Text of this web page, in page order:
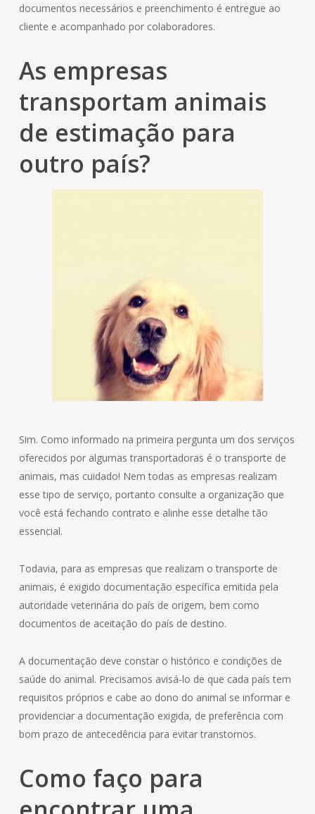
documentos necessários e preenchimento é entregue ao
cliente e acompanhado por colaboradores.
As empresas
transportam animais
de estimação para
outro país?
Sim. Como informado na primeira pergunta um dos serviços
oferecidos por algumas transportadoras é o transporte de
animais, mas cuidado! Nem todas as empresas realizam
esse tipo de serviço, portanto consulte a organização que
você está fechando contrato e alinhe esse detalhe tão
essencial.
Todavia, para as empresas que realizam o transporte de
animais, é exigido documentação específica emitida pela
autoridade veterinária do país de origem, bem como
documentos de aceitação do país de destino.
A documentação deve constar o histórico e condições de
saúde do animal. Precisamos avisá-lo de que cada país tem
requisitos próprios e cabe ao dono do animal se informar e
providenciar a documentação exigida, de preferência com
bom prazo de antecedência para evitar transtornos.
Como faço para